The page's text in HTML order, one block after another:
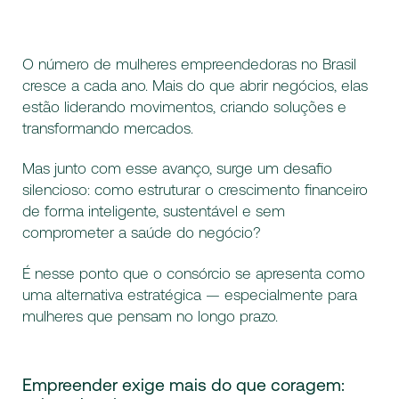
O número de mulheres empreendedoras no Brasil
cresce a cada ano. Mais do que abrir negócios, elas
estão liderando movimentos, criando soluções e
transformando mercados.
Mas junto com esse avanço, surge um desafio
silencioso: como estruturar o crescimento financeiro
de forma inteligente, sustentável e sem
comprometer a saúde do negócio?
É nesse ponto que o consórcio se apresenta como
uma alternativa estratégica — especialmente para
mulheres que pensam no longo prazo.
Empreender exige mais do que coragem: